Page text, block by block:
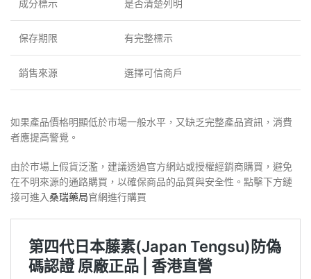
成分標示 是否清楚列明
保存期限 有完整標示
銷售來源 選擇可信商戶
如果產品價格明顯低於市場一般水平，又缺乏完整產品資訊，消費
者應提高警覺。
由於市場上假貨泛濫，建議透過官方網站或授權經銷商購買，避免
在不明來源的通路購買，以確保商品的品質與安全性。點擊下方鏈
接可進入桑瑞藥局官網進行購買